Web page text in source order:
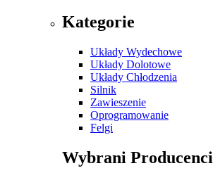
Kategorie
Układy Wydechowe
Układy Dolotowe
Układy Chłodzenia
Silnik
Zawieszenie
Oprogramowanie
Felgi
Wybrani Producenci